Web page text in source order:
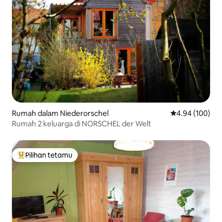
Rumah dalam Niederorschel Penarafan
4.94 (100)
Rumah 2 keluarga di NORSCHEL der Welt
Pilihan utama tetamu
Pilihan tetamu